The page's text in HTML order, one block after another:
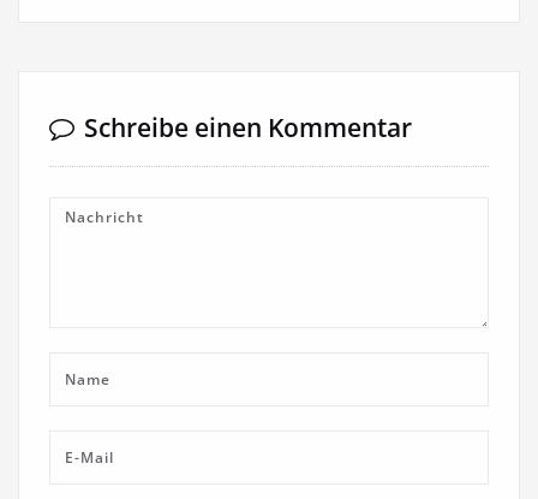
Schreibe einen Kommentar